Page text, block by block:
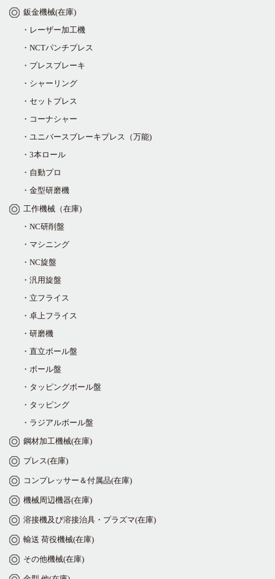
鈑金機械(在庫)
・レーザー加工機
・NCTパンチプレス
・プレスブレーキ
・シャーリング
・セットプレス
・コーナシャー
・ユニバースブレーキプレス（万能)
・3本ロール
・自動プロ
・金型研磨機
工作機械（在庫)
・NC研削盤
・マシニング
・NC旋盤
・汎用旋盤
・立フライス
・卓上フライス
・研磨機
・直立ボール盤
・ボール盤
・タッピングボール盤
・タッピング
・ラジアルボール盤
鋼材加工機械(在庫)
プレス(在庫)
コンプレッサー＆付属品(在庫)
機械周辺機器(在庫)
溶接機及び溶接治具・プラズマ(在庫)
輸送 荷役機械(在庫)
その他機械(在庫)